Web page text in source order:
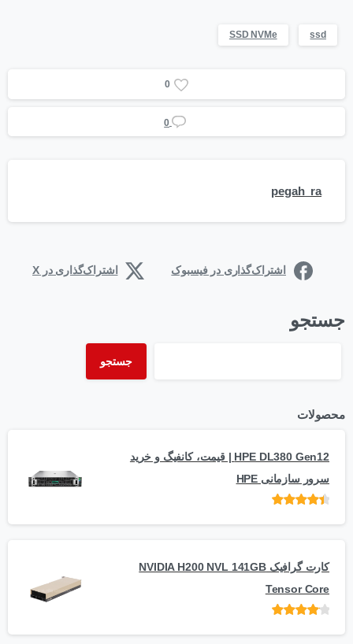
ssd
SSD NVMe
0
0
pegah_ra
اشتراک‌گذاری در فیسبوک اشتراک‌گذاری در X
جستجو
جستجو
محصولات
HPE DL380 Gen12 | قیمت، کانفیگ و خرید
سرور سازمانی HPE
کارت گرافیک NVIDIA H200 NVL 141GB
Tensor Core
5